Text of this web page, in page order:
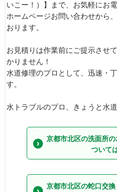
いこー！）】まで、お気軽にお
ホームページお問い合わせから
おります。
お見積りは作業前にご提示させ
かりません！
水道修理のプロとして、迅速・
す。
水トラブルのプロ、きょうと水
京都市北区の洗面所
ついて
京都市北区の蛇口交